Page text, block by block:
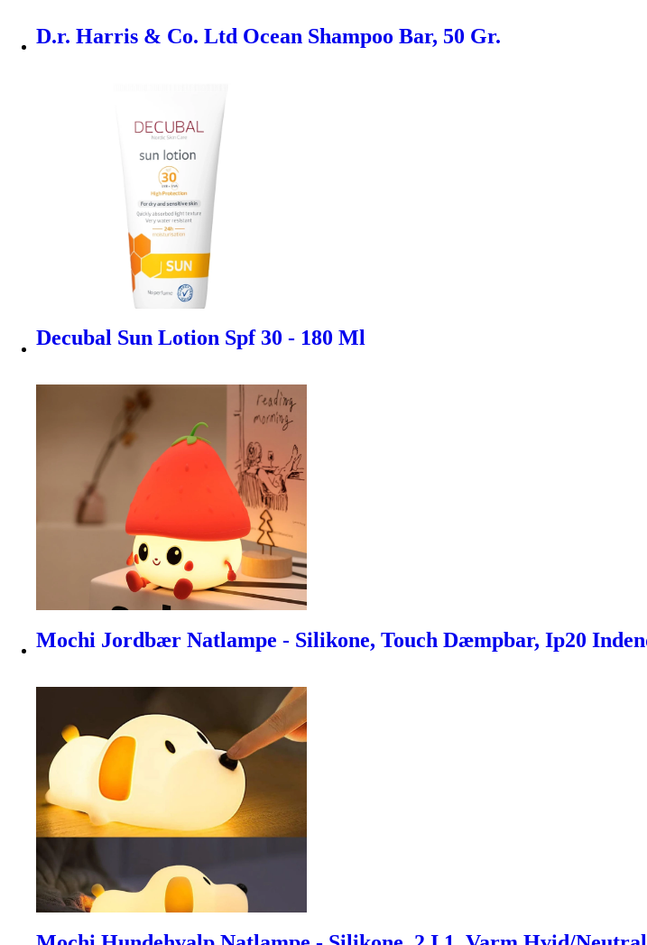
D.r. Harris & Co. Ltd Ocean Shampoo Bar, 50 Gr.
Decubal Sun Lotion Spf 30 - 180 Ml
Mochi Jordbær Natlampe - Silikone, Touch Dæmpbar, Ip20